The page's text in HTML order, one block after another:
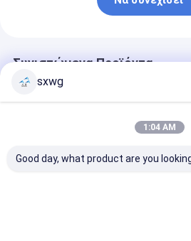
Συνιστώμενα Προϊόντα
sxwg
1:04 AM
Good day, what product are you